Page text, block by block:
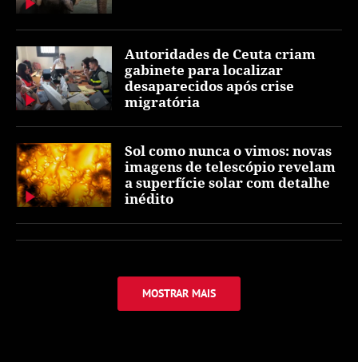
Autoridades de Ceuta criam
gabinete para localizar
desaparecidos após crise
migratória
Sol como nunca o vimos: novas
imagens de telescópio revelam
a superfície solar com detalhe
inédito
MOSTRAR MAIS